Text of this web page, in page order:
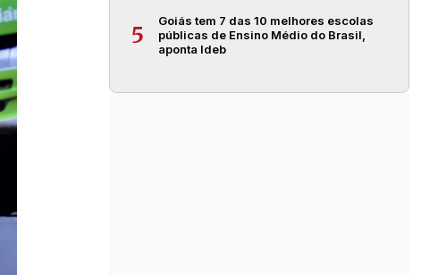
5
Goiás tem 7 das 10 melhores escolas
públicas de Ensino Médio do Brasil,
aponta Ideb